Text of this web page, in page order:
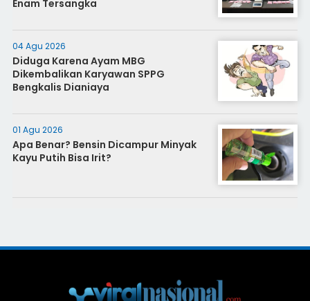
Enam Tersangka
04 Agu 2026
Diduga Karena Ayam MBG
Dikembalikan Karyawan SPPG
Bengkalis Dianiaya
01 Agu 2026
Apa Benar? Bensin Dicampur Minyak
Kayu Putih Bisa Irit?